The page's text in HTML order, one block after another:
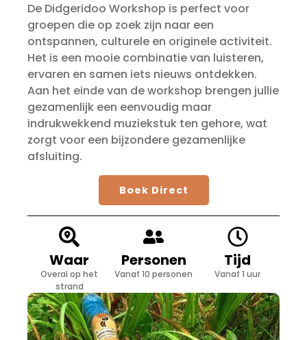
De Didgeridoo Workshop is perfect voor
groepen die op zoek zijn naar een
ontspannen, culturele en originele activiteit.
Het is een mooie combinatie van luisteren,
ervaren en samen iets nieuws ontdekken.
Aan het einde van de workshop brengen jullie
gezamenlijk een eenvoudig maar
indrukwekkend muziekstuk ten gehore, wat
zorgt voor een bijzondere gezamenlijke
afsluiting.
Boek Direct
Waar
Overal op het
strand
Personen
Vanaf 10 personen
Tijd
Vanaf 1 uur